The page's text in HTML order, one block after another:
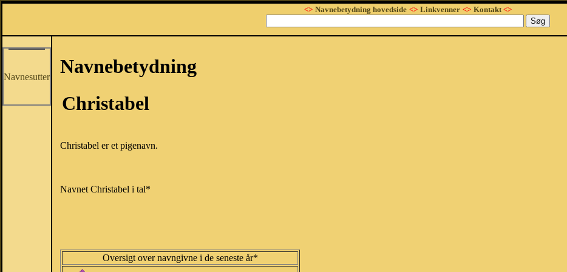
<> Navnebetydning hovedside <> Linkvenner <> Kontakt<>
Navnesutter
Navnebetydning
Christabel
Christabel er et pigenavn.
Navnet Christabel i tal*
Oversigt over navngivne i de seneste år*